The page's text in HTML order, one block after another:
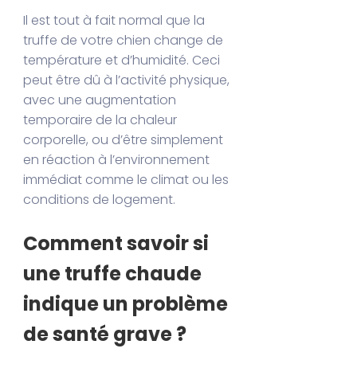
Il est tout à fait normal que la
truffe de votre chien change de
température et d’humidité. Ceci
peut être dû à l’activité physique,
avec une augmentation
temporaire de la chaleur
corporelle, ou d’être simplement
en réaction à l’environnement
immédiat comme le climat ou les
conditions de logement.
Comment savoir si
une truffe chaude
indique un problème
de santé grave ?